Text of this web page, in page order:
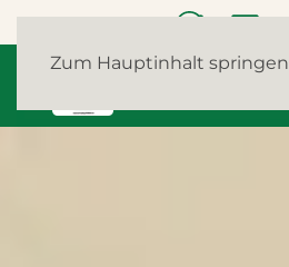
Zum Hauptinhalt springen